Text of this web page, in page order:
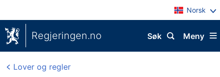
Norsk
Regjeringen.no Meny
Søk
Lover og regler